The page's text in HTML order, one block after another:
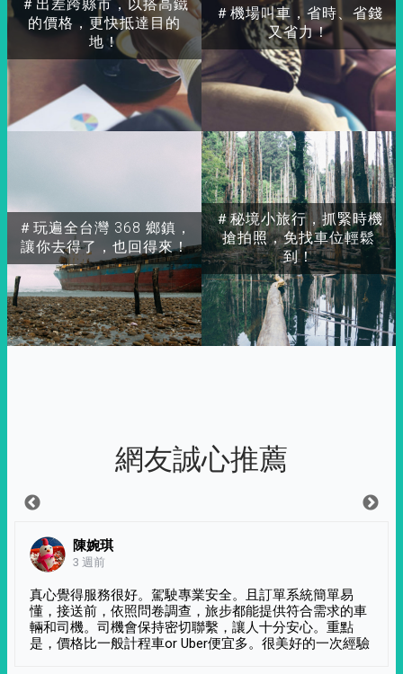
＃出差跨縣市，以搭高鐵
的價格，更快抵達目的
地！
＃玩遍全台灣 368 鄉鎮，
讓你去得了，也回得來！
＃秘境小旅行，抓緊時機
搶拍照，免找車位輕鬆
到！
＃機場叫車，省時、省錢
又省力！
網友誠心推薦
陳婉琪
3 週前
真心覺得服務很好。駕駛專業安全。且訂單系統簡單易
懂，接送前，依照問卷調查，旅步都能提供符合需求的車
輛和司機。司機會保持密切聯繫，讓人十分安心。重點
是，價格比一般計程車or Uber便宜多。很美好的一次經驗